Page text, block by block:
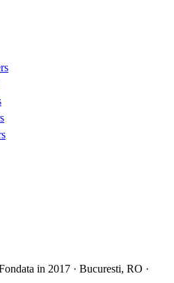
in 2017 · Bucuresti, RO ·